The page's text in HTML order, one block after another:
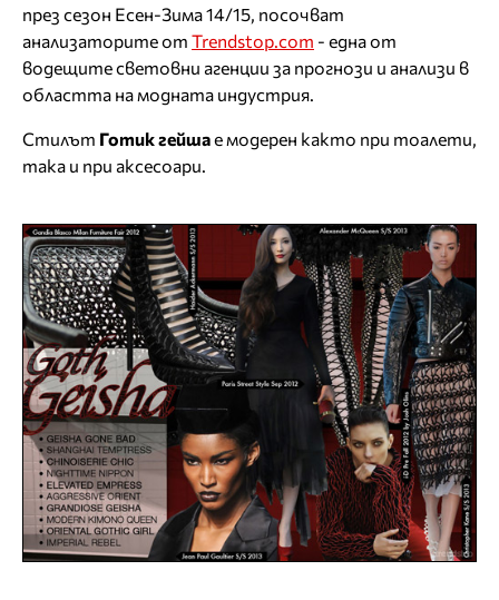
през сезон Есен-Зима 14/15, посочват
анализаторите от Trendstop.com - една от
водещите световни агенции за прогнози и анализи в
областта на модната индустрия.
Стилът Готик гейшае модерен както при тоалети,
така и при аксесоари.